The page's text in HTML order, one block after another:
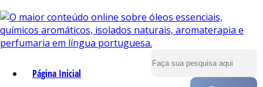
Página Inicial